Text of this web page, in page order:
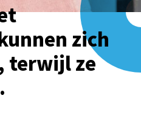
zich
terwijl ze